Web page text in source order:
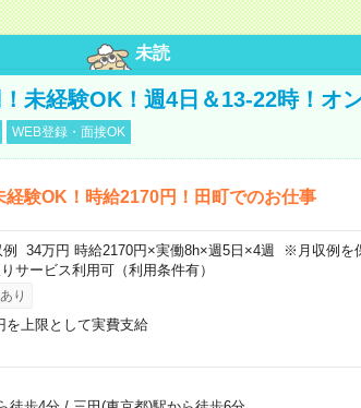
未読
未経験OK！週4日＆13-22時！オ
WEB登録・面接OK
験OK！時給2170円！田町でのお仕事
34万円 時給2170円×実働8h×週5日×4週 ※月収例を
サービス利用可（利用条件有）
り
を上限として実費支給